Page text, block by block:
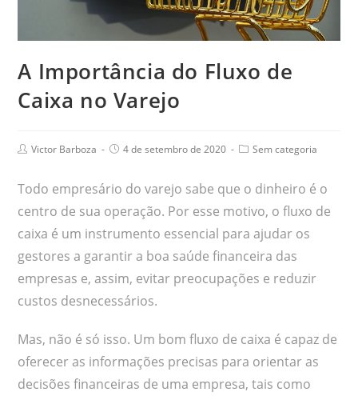
A Importância do Fluxo de
Caixa no Varejo
Victor Barboza 4 de setembro de 2020 Sem categoria
Todo empresário do varejo sabe que o dinheiro é o
centro de sua operação. Por esse motivo, o fluxo de
caixa é um instrumento essencial para ajudar os
gestores a garantir a boa saúde financeira das
empresas e, assim, evitar preocupações e reduzir
custos desnecessários.
Mas, não é só isso. Um bom fluxo de caixa é capaz de
oferecer as informações precisas para orientar as
decisões financeiras de uma empresa, tais como